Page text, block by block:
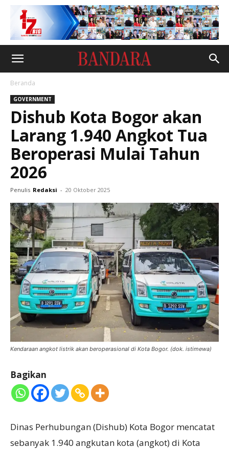
Beranda
GOVERNMENT
Dishub Kota Bogor akan
Larang 1.940 Angkot Tua
Beroperasi Mulai Tahun
2026
Penulis Redaksi - 20 Oktober 2025
Kendaraan angkot listrik akan beroperasional di Kota Bogor. (dok. istimewa)
Bagikan
Dinas Perhubungan (Dishub) Kota Bogor mencatat
sebanyak 1.940 angkutan kota (angkot) di Kota